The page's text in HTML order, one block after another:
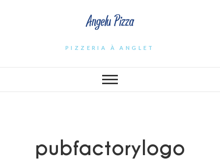
Angelu Pizza
PIZZERIA À ANGLET
pubfactorylogo